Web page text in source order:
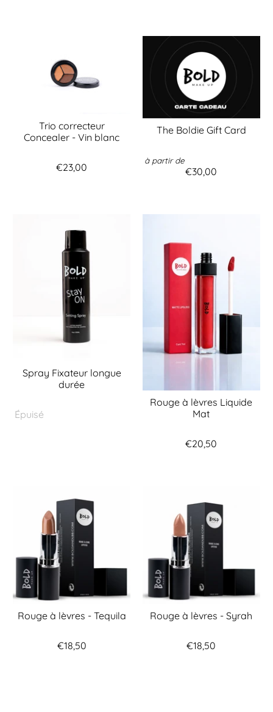
Trio correcteur
Concealer - Vin blanc
€23,00
The Boldie Gift Card
à partir de
€30,00
Spray Fixateur longue
durée
Épuisé
Rouge à lèvres Liquide
Mat
€20,50
Rouge à lèvres - Tequila
€18,50
Rouge à lèvres - Syrah
€18,50